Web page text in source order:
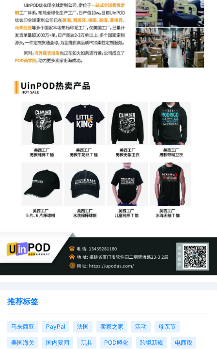
推荐标签
马来西亚 PayPal 法国 卖家之家 活动 母亲节
美国海关 国内要闻 玩具 POD孵化 跨境新规 电商税